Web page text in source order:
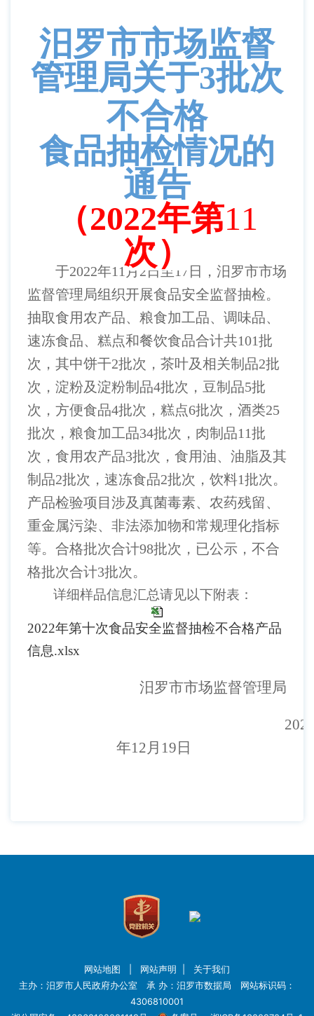
汨罗市市场监督
管理局关于3批次
不合格
食品抽检情况的
通告
（2022年第11
次）
于2022年11月2日至17日，汨罗市市场
监督管理局组织开展食品安全监督抽检。
抽取食用农产品、粮食加工品、调味品、
速冻食品、糕点和餐饮食品合计共101批
次，其中饼干2批次，茶叶及相关制品2批
次，淀粉及淀粉制品4批次，豆制品5批
次，方便食品4批次，糕点6批次，酒类25
批次，粮食加工品34批次，肉制品11批
次，食用农产品3批次，食用油、油脂及其
制品2批次，速冻食品2批次，饮料1批次。
产品检验项目涉及真菌毒素、农药残留、
重金属污染、非法添加物和常规理化指标
等。合格批次合计98批次， 已公示，不合
格批次合计3批次。
详细样品信息汇总请见以下附表：
2022年第十次食品安全监督抽检不合格产品
信息.xlsx
汨罗市市场监督管理局
年12月 19 日
网站地图 网站声明
关于我们
主办：汨罗市人民政府办公室 承 办：汨罗市数据局 网站标识码：
4306810001